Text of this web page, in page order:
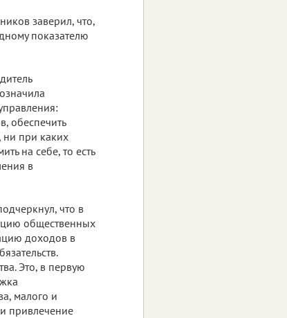
заверил, что,
показателю
обеспечить
ни при каких
на себе, то есть
в
что в
общественных
доходов в
Это, в первую
малого и
привлечение